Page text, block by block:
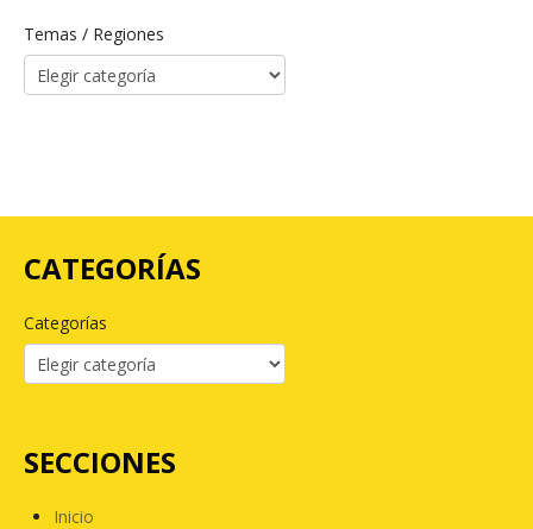
Temas / Regiones
CATEGORÍAS
Categorías
SECCIONES
Inicio